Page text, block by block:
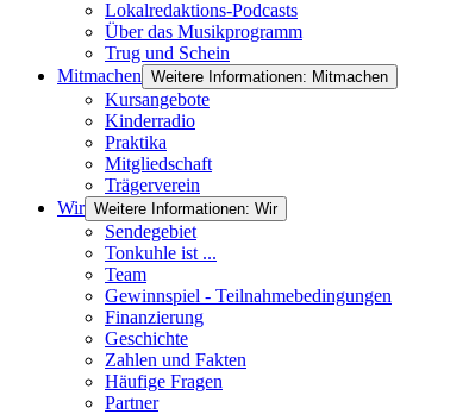
Lokalredaktions-Podcasts
Über das Musikprogramm
Trug und Schein
Mitmachen Weitere Informationen: Mitmachen
Kursangebote
Kinderradio
Praktika
Mitgliedschaft
Trägerverein
Wir Weitere Informationen: Wir
Sendegebiet
Tonkuhle ist ...
Team
Gewinnspiel - Teilnahmebedingungen
Finanzierung
Geschichte
Zahlen und Fakten
Häufige Fragen
Partner